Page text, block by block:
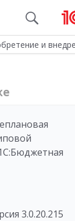
и
3.0.20.215